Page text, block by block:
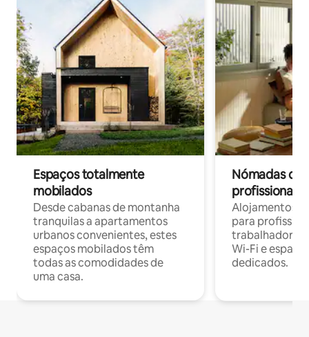
Espaços totalmente
mobilados
Desde cabanas de montanha
tranquilas a apartamentos
urbanos convenientes, estes
espaços mobilados têm
todas as comodidades de
uma casa.
Nómadas
profissionais
Alojamentos
para
trabalhadores
Wi-Fi e
dedicados.